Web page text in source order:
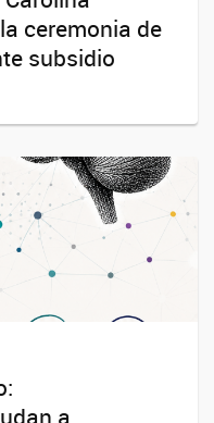
ceremonia de
subsidio
a